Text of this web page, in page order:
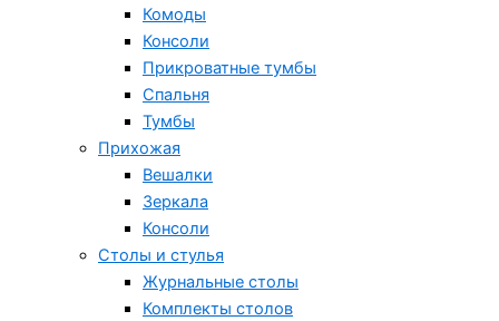
Комоды
Консоли
Прикроватные тумбы
Спальня
Тумбы
Прихожая
Вешалки
Зеркала
Консоли
Столы и стулья
Журнальные столы
Комплекты столов